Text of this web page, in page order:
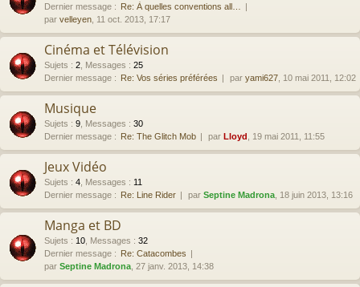
Dernier message : Re: À quelles conventions all…
par velleyen , 11 oct. 2013, 17:17
Cinéma et Télévision
Sujets : 2 Messages : 25
Dernier message : Re: Vos séries préférées par yami627 , 10 mai 2011, 12:02
Musique
Sujets : 9 Messages : 30
Dernier message : Re: The Glitch Mob par Lloyd , 19 mai 2011, 11:55
Jeux Vidéo
Sujets : 4 Messages : 11
Dernier message : Re: Line Rider par Septine Madrona , 18 juin 2013, 13:16
Manga et BD
Sujets : 10 Messages : 32
Dernier message : Re: Catacombes
par Septine Madrona , 27 janv. 2013, 14:38